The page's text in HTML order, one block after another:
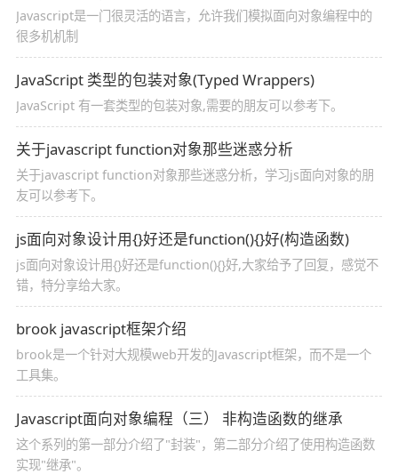
Javascript是一门很灵活的语言，允许我们模拟面向对象编程中的
很多机机制
JavaScript 类型的包装对象(Typed Wrappers)
JavaScript 有一套类型的包装对象,需要的朋友可以参考下。
关于javascript function对象那些迷惑分析
关于javascript function对象那些迷惑分析，学习js面向对象的朋
友可以参考下。
js面向对象设计用{}好还是function(){}好(构造函数)
js面向对象设计用{}好还是function(){}好,大家给予了回复，感觉不
错，特分享给大家。
brook javascript框架介绍
brook是一个针对大规模web开发的Javascript框架，而不是一个
工具集。
Javascript面向对象编程（三） 非构造函数的继承
这个系列的第一部分介绍了"封装"，第二部分介绍了使用构造函数
实现"继承"。